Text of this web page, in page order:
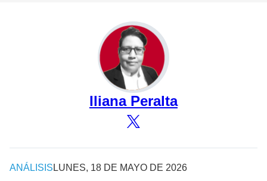
Iliana Peralta
ANÁLISIS LUNES, 18 DE MAYO DE 2026